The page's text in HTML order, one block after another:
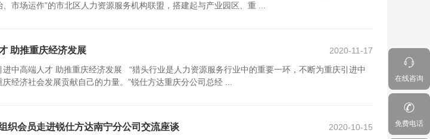
市场运作”的市北区人力资源服务机构联盟，搭建起与产业园区、重 ...
助推重庆经济发展 2020-11-17
进中高端人才 助推重庆经济发展 “猎头行业是人力资源服务行业中的重要一环，不断为重庆引进中
经济社会发展贡献自己的力量。”锐仕方达重庆分公司总经 ...
织会员走进锐仕方达南宁分公司交流座谈 2020-10-15
在线咨询
免费电话